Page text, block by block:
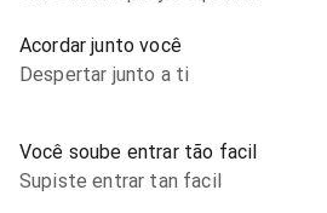
Acordar junto você
Despertar junto a ti
Você soube entrar tão facil
Supiste entrar tan facil